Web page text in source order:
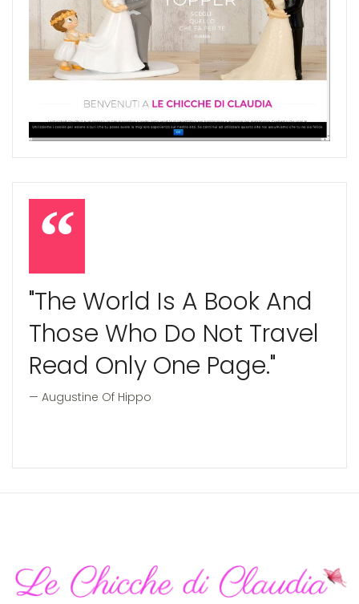
"The World Is A Book And
Those Who Do Not Travel
Read Only One Page."
Augustine Of Hippo